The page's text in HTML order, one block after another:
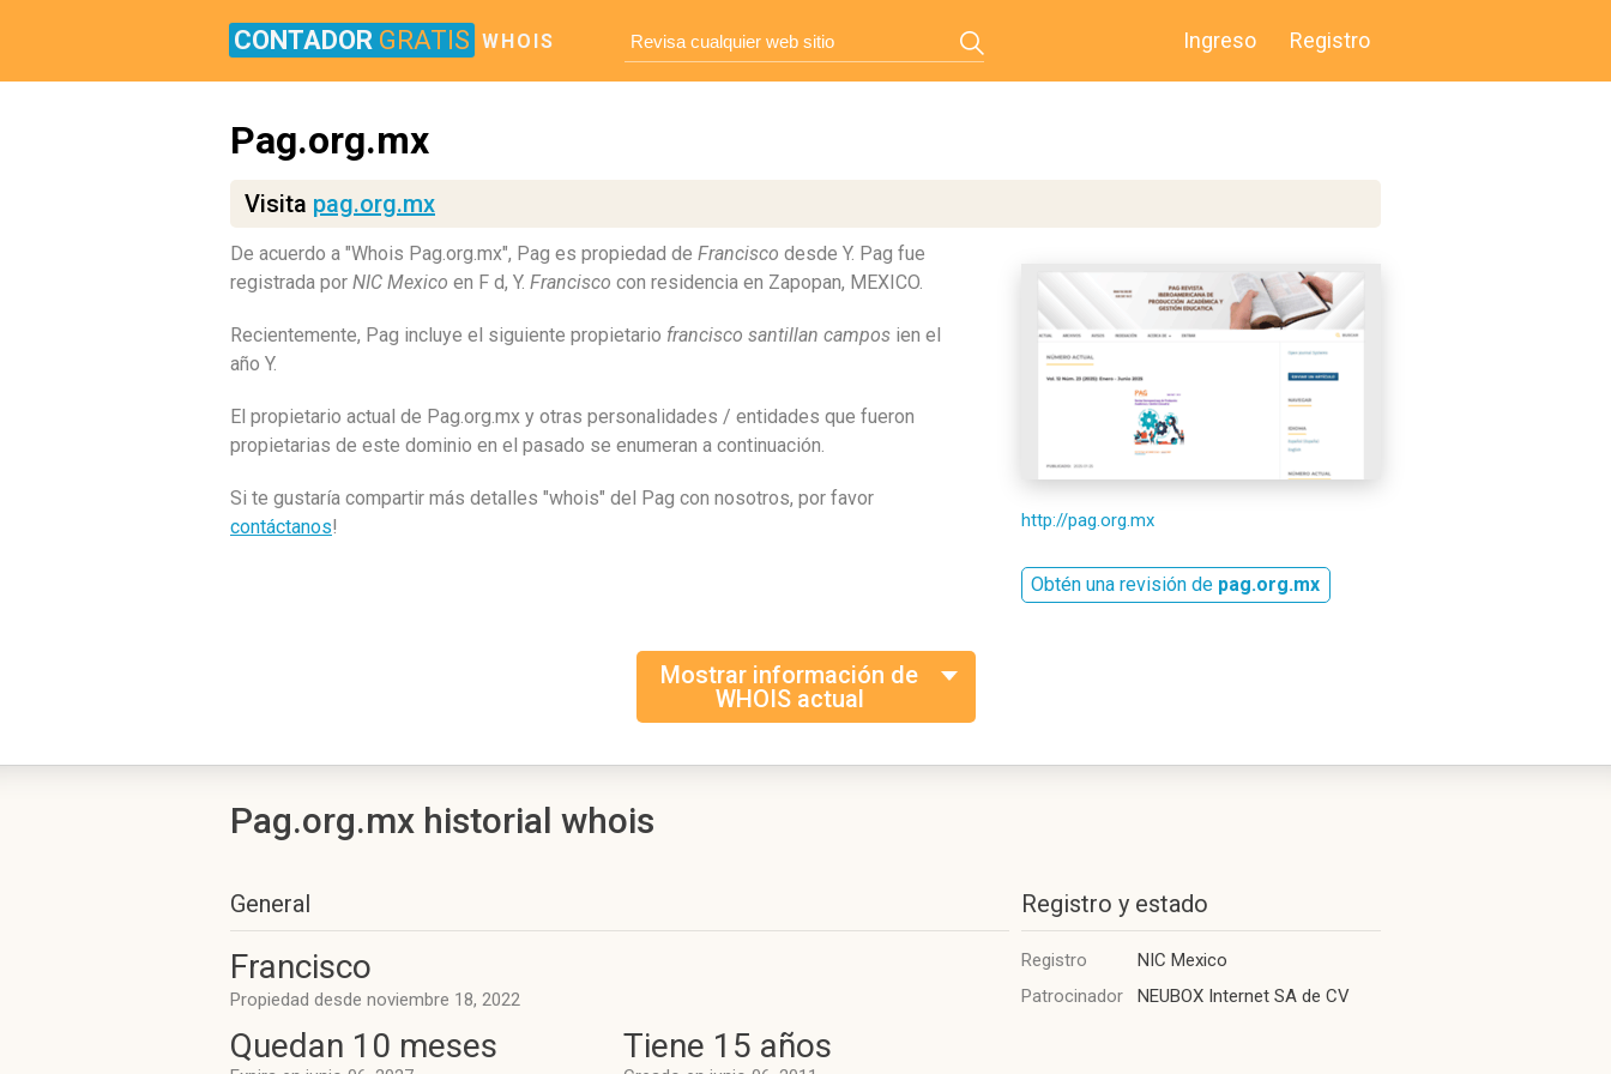
CONTADOR GRATIS WHOIS Ingreso Registro
Pag.org.mx
Visita pag.org.mx
De acuerdo a "Whois Pag.org.mx", Pag es propiedad de Francisco desde Y. Pag fue
registrada por NIC Mexico en F d, Y. Francisco con residencia en Zapopan, MEXICO.
Recientemente, Pag incluye el siguiente propietario francisco santillan campos ien el
año Y.
El propietario actual de Pag.org.mx y otras personalidades / entidades que fueron
propietarias de este dominio en el pasado se enumeran a continuación.
Si te gustaría compartir más detalles "whois" del Pag con nosotros, por favor
contáctanos! http://pag.org.mx
Obtén una revisión de pag.org.mx
Mostrar información de
WHOIS actual
Pag.org.mx historial whois
General
Francisco
Propiedad desde noviembre 18, 2022
Quedan 10 meses Tiene 15 años
Registro y estado
Registro
NIC Mexico
Patrocinador
NEUBOX Internet SA de CV